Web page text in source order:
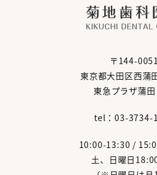
〒144-0051
東京都大田区西蒲
東急プラザ蒲
tel：03-3734-
10:00-13:30 /
土、日曜日